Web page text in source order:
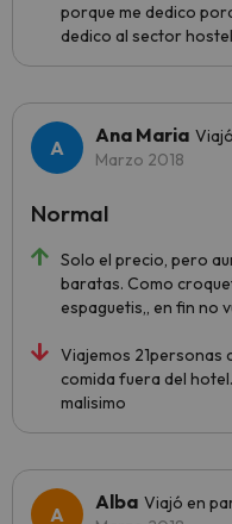
porque me dedico
dedico al sector
Ana Maria
Marzo 2018
Solo el precio, pero
baratas. Como
espaguetis,, en fin no
Viajemos 21personas
comida fuera del
malisimo
Normal
Alba Viajó en